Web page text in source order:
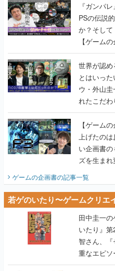
『ガンパ
PSの伝説
か？そし
【ゲームの
世界が認め
とはいっ
ウ・外山
れたこだ
画書】
【ゲーム
上げたの
い企画書の
ズを生ま
ゲームの企画書の記事一覧
若ゲのいたり〜ゲームクリエ
田中圭一
いたり』
智さん、
重なエピ